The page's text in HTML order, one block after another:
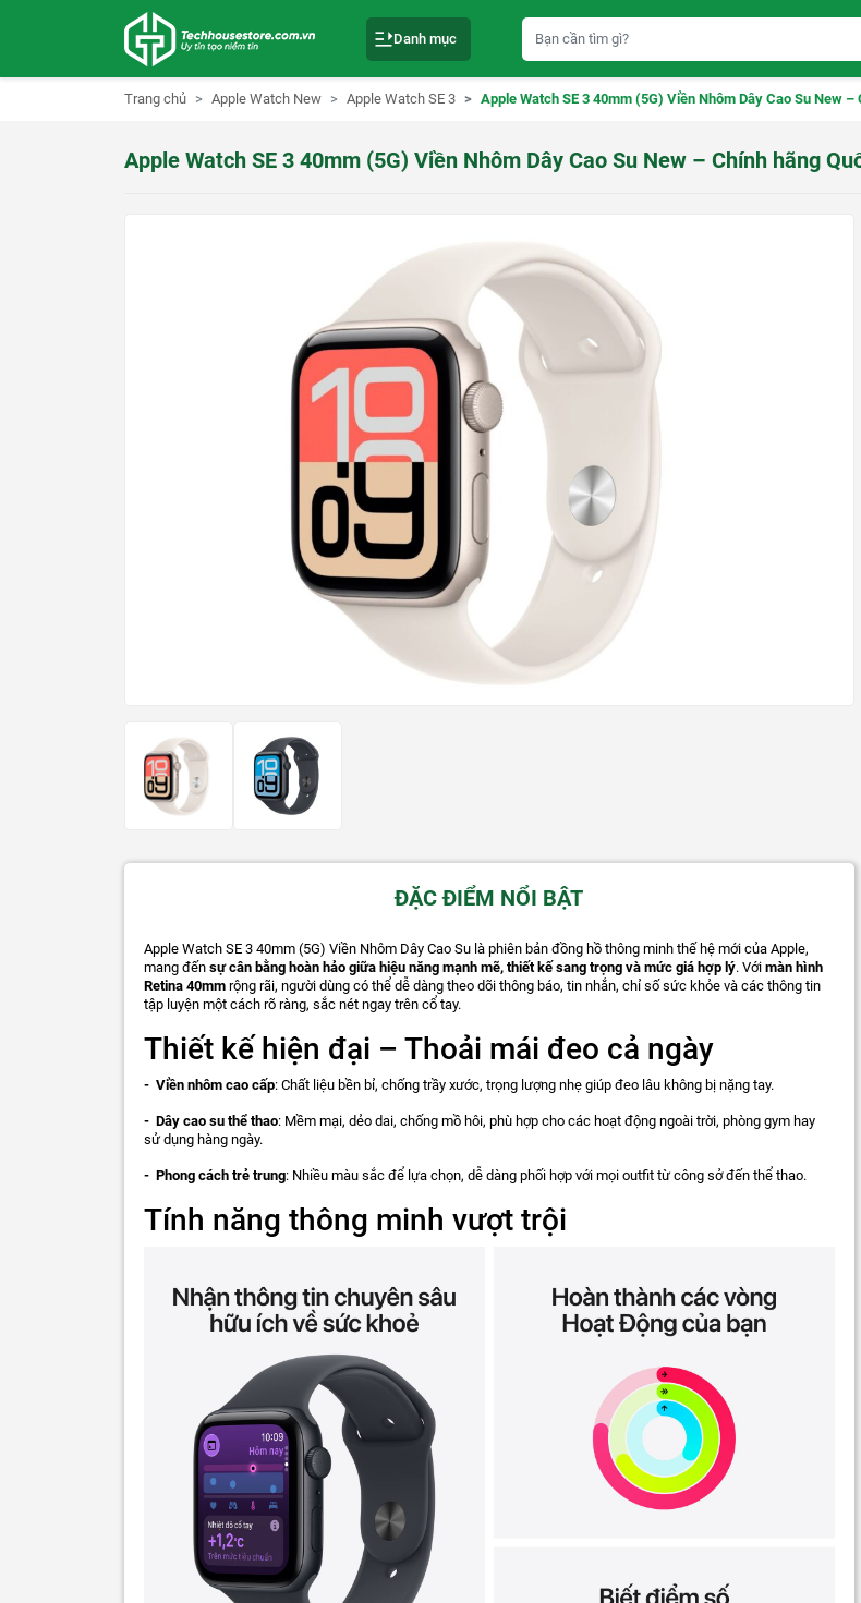
t
Danh mục
Trang chủ Apple Watch New Apple Watch SE 3 Apple Watch SE 3 40mm (5G) Viền Nhôm Dây Cao Su New –
Apple Watch SE 3 40mm (5G) Viền Nhôm Dây Cao Su New – Chính hãng
ĐẶC ĐIỂM NỔI BẬT
Apple Watch SE 3 40mm (5G) Viền Nhôm Dây Cao Su là phiên bản đồng hồ thông minh thế hệ mới của Apple,
mang đến sự cân bằng hoàn hảo giữa hiệu năng mạnh mẽ, thiết kế sang trọng và mức giá hợp lý. Với màn hình
Retina 40mm rộng rãi, người dùng có thể dễ dàng theo dõi thông báo, tin nhắn, chỉ số sức khỏe và các thông tin
tập luyện một cách rõ ràng, sắc nét ngay trên cổ tay.
Thiết kế hiện đại – Thoải mái đeo cả ngày
- Viền nhôm cao cấp: Chất liệu bền bỉ, chống trầy xước, trọng lượng nhẹ giúp đeo lâu không bị nặng tay.
- Dây cao su thể thao: Mềm mại, dẻo dai, chống mồ hôi, phù hợp cho các hoạt động ngoài trời, phòng gym hay
sử dụng hàng ngày.
- Phong cách trẻ trung: Nhiều màu sắc để lựa chọn, dễ dàng phối hợp với mọi outfit từ công sở đến thể thao.
Tính năng thông minh vượt trội